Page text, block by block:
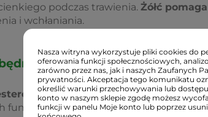
podczas trawienia. Żółć
i wchłaniania.
składnik syntezy witaminy
w skórzejest niezbędny do
funkcji w organizmie.
Nasza witryna wykorzystuje pliki cookies do
oferowania funkcji społecznościowych,
zarówno przez nas, jak i naszych Zaufanych
prywatności. Akceptacja tego komunikatu
określić warunki przechowywania lub dostępu
konto w naszym sklepie zgodę możesz
funkcji w panelu Moje konto lub poprzez